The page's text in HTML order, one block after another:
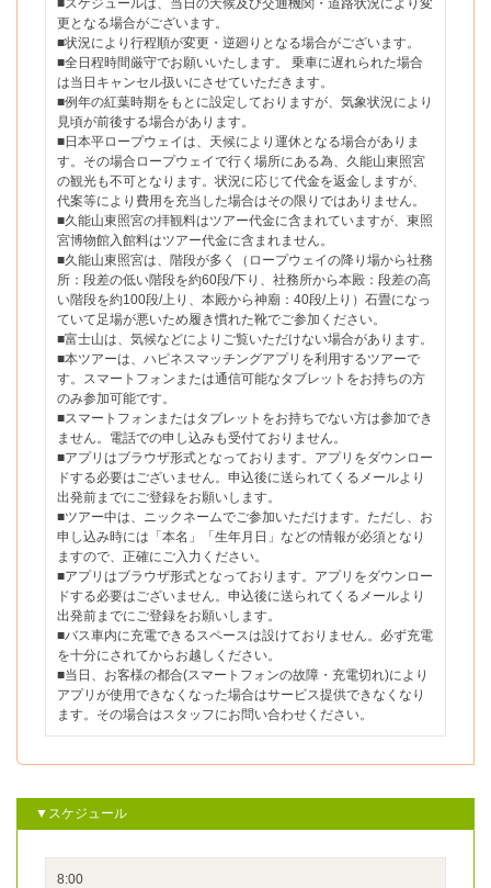
更となる場合がございます。
■状況により行程順が変更・逆廻りとなる場合がございます。
■全日程時間厳守でお願いいたします。 乗車に遅れられた場合
は当日キャンセル扱いにさせていただきます。
■例年の紅葉時期をもとに設定しておりますが、気象状況により
見頃が前後する場合があります。
■日本平ロープウェイは、天候により運休となる場合がありま
す。その場合ロープウェイで行く場所にある為、久能山東照宮
の観光も不可となります。状況に応じて代金を返金しますが、
代案等により費用を充当した場合はその限りではありません。
■久能山東照宮の拝観料はツアー代金に含まれていますが、東照
宮博物館入館料はツアー代金に含まれません。
■久能山東照宮は、階段が多く（ロープウェイの降り場から社務
所：段差の低い階段を約60段/下り、社務所から本殿：段差の高
い階段を約100段/上り、本殿から神廟：40段/上り）石畳になっ
ていて足場が悪いため履き慣れた靴でご参加ください。
■富士山は、気候などによりご覧いただけない場合があります。
■本ツアーは、ハピネスマッチングアプリを利用するツアーで
す。スマートフォンまたは通信可能なタブレットをお持ちの方
のみ参加可能です。
■スマートフォンまたはタブレットをお持ちでない方は参加でき
ません。電話での申し込みも受付ておりません。
■アプリはブラウザ形式となっております。アプリをダウンロー
ドする必要はございません。申込後に送られてくるメールより
出発前までにご登録をお願いします。
■ツアー中は、ニックネームでご参加いただけます。ただし、お
申し込み時には「本名」「生年月日」などの情報が必須となり
ますので、正確にご入力ください。
■アプリはブラウザ形式となっております。アプリをダウンロー
ドする必要はございません。申込後に送られてくるメールより
出発前までにご登録をお願いします。
■バス車内に充電できるスペースは設けておりません。必ず充電
を十分にされてからお越しください。
■当日、お客様の都合(スマートフォンの故障・充電切れ)により
アプリが使用できなくなった場合はサービス提供できなくなり
ます。その場合はスタッフにお問い合わせください。
▼スケジュール
8:00